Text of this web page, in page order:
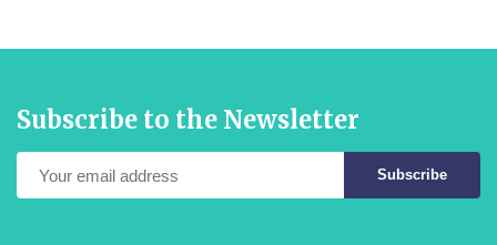
Subscribe to the Newsletter
Subscribe